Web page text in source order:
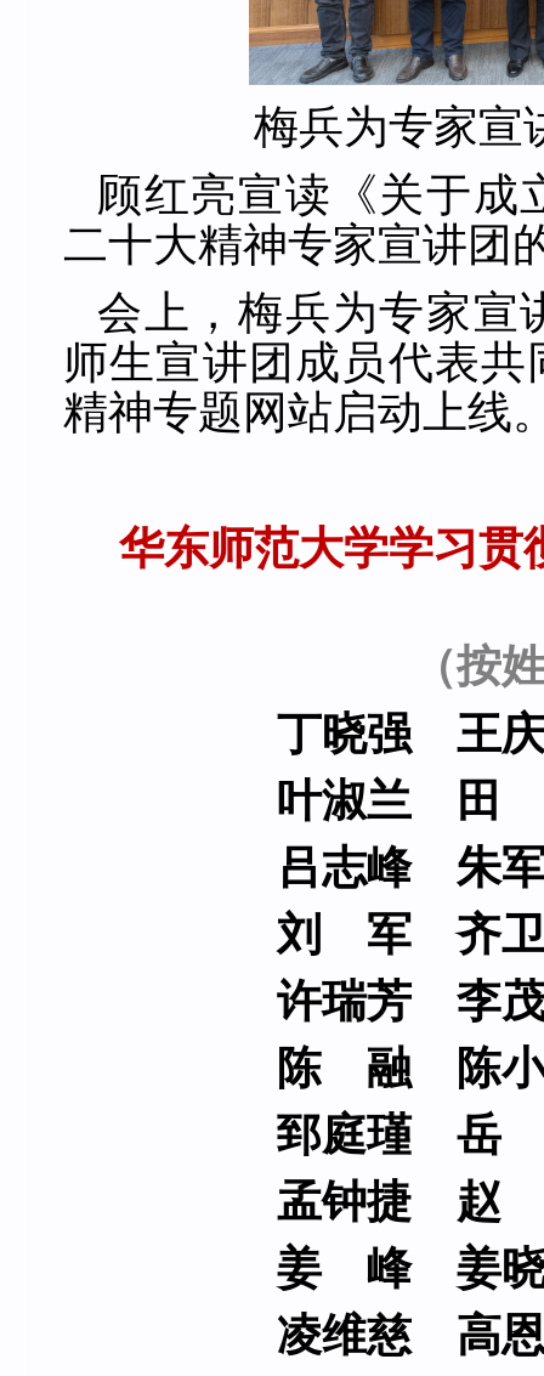
梅兵为专家宣
顾红亮宣读《关于成
二十大精神专家宣讲团
会上，梅兵为专家宣
师生宣讲团成员代表
精神专题网站启动上线
华东师范大学学习贯
（按
丁晓强 王
叶淑兰 田
吕志峰 朱
刘 军 齐
许瑞芳 李
陈 融 陈
郅庭瑾 岳
孟钟捷
姜 峰 姜
凌维慈 高